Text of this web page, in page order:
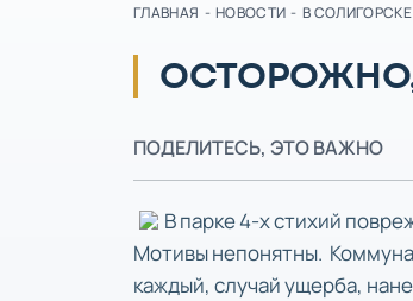
ГЛАВНАЯ - НОВОСТИ - В СОЛИГОРСКЕ
ПОДЕЛИТЕСЬ, ЭТО ВАЖНО
В парке 4-х стихий
Мотивы непонятны.
каждый, случай ущерба,